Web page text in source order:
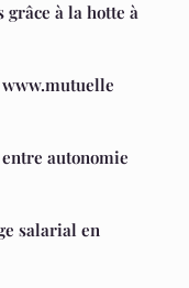
à la hotte à
autonomie
salarial en